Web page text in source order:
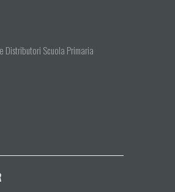
Distributori Scuola Primaria